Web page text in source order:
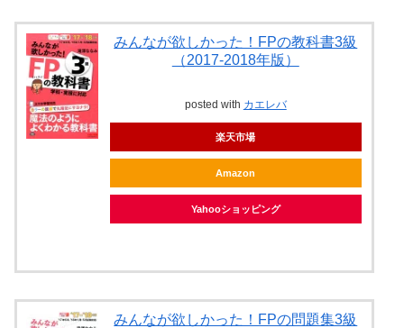
みんなが欲しかった！FPの教科書3級
（2017-2018年版）
posted with カエレバ
楽天市場
Amazon
Yahooショッピング
みんなが欲しかった！FPの問題集3級